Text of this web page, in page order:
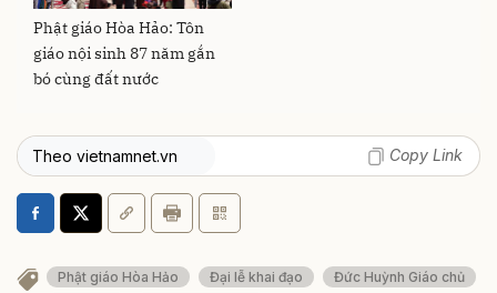
Phật giáo Hòa Hảo: Tôn
giáo nội sinh 87 năm gắn
bó cùng đất nước
Theo vietnamnet.vn Copy Link
Phật giáo Hòa Hảo Đại lễ khai đạo
Đức Huỳnh Giáo chủ